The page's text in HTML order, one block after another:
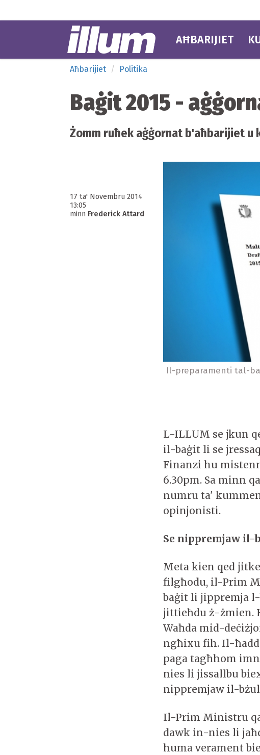
AĦBARIJIET
Aħbarijiet Politika
Baġit 2015 -
Żomm ruħek aġġornat b'aħbarijiet u
17 ta' Novembru 2014
13:05
minn Frederick Attard
Il-preparamenti tal-
L-ILLUM se jkun
il-baġit li se
Finanzi hu
6.30pm. Sa minn
numru ta'
opinjonisti.
Se nippremjaw il-
Meta kien qed
filgħodu, il-Prim
baġit li jippremja
jittieħdu ż-żmien.
Waħda mid-
ngħixu fih. Il-
paga tagħhom
nies li jissallbu
nippremjaw il-
Il-Prim Ministru
dawk in-nies li
huma verament